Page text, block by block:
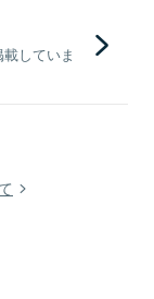
していま